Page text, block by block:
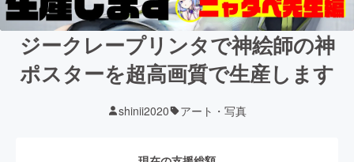
ジークレープリンタで神絵師の神
ポスターを超高画質で生産します
shinii2020 アート・写真